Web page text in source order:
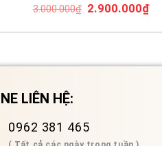
3.000.000₫ Original
3.000.000₫.
2.900.000₫
LIÊN HỆ:
0962 381 465